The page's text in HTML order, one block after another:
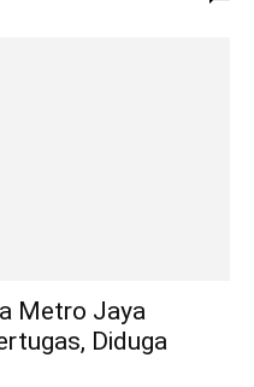
Metro Jaya
Diduga